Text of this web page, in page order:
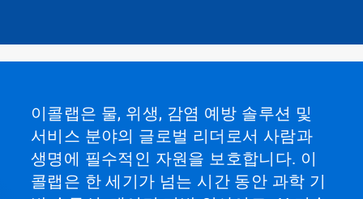
이콜랩은 물, 위생, 감염 예방 솔루션 및
서비스 분야의 글로벌 리더로서 사람과
생명에 필수적인 자원을 보호합니다. 이
콜랩은 한 세기가 넘는 시간 동안 과학 기